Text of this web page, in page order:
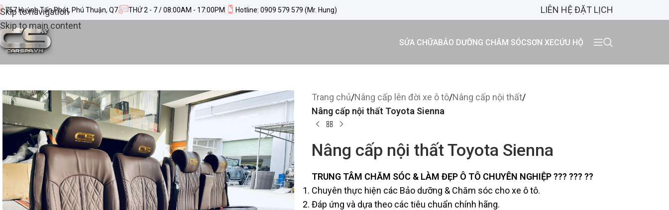
Skip to navigation
Skip to main content
757 Huỳnh Tấn Phát, Phú Thuận, Q7 THỨ 2 - 7 / 08:00AM - 17:00PM Hotline: 0909 579 579 (Mr. Hung) LIÊN HỆ ĐẶT LỊCH
SỬA CHỮABẢO DƯỠNG CHĂM SÓCSƠN XECỨU HỘ
Trang chủ/Nâng cấp lên đời xe ô tô/Nâng cấp nội thất/
Nâng cấp nội thất Toyota Sienna
Nâng cấp nội thất Toyota Sienna
TRUNG TÂM CHĂM SÓC & LÀM ĐẸP Ô TÔ CHUYÊN NGHIỆP ??? ??? ??
Chuyên thực hiện các Bảo dưỡng & Chăm sóc cho xe ô tô.
Đáp ứng và dựa theo các tiêu chuẩn chính hãng.